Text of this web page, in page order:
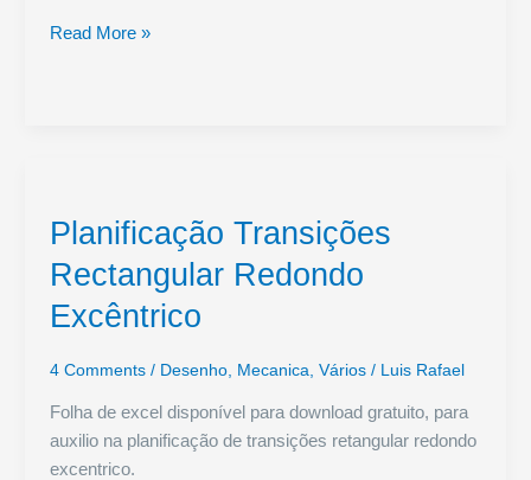
Pós
o
Mach3
e
Outros
Read More »
Planificação Transições
Rectangular Redondo
Excêntrico
4 Comments / Desenho, Mecanica Vários/ Luis Rafael
Folha de excel disponível para download gratuito, para
auxilio na planificação de transições retangular redondo
excentrico.